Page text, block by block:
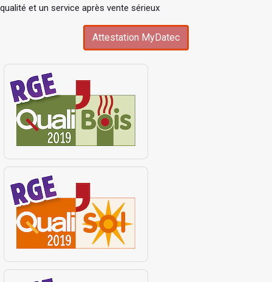
qualité et un service après vente sérieux
Attestation MyDatec